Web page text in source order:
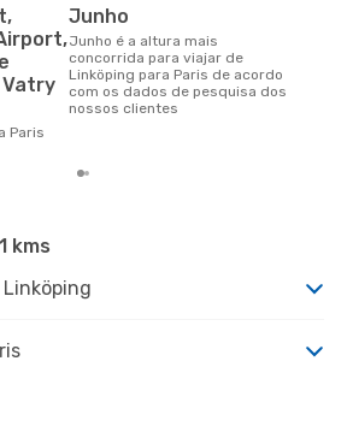
Paris
junho
junho é a altura mais
concorrida para viajar de
Linköping para Paris de acordo
com os dados de pesquisa dos
nossos clientes
kms